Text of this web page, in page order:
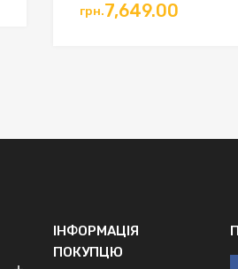
грн.7,649.00
ІНФОРМАЦІЯ
ПОКУПЦЮ